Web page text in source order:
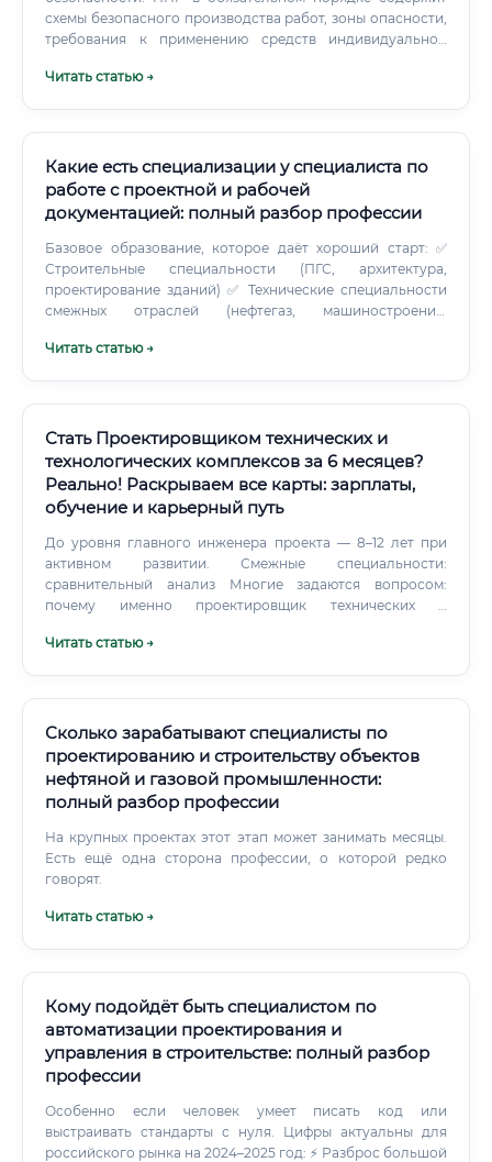
схемы безопасного производства работ, зоны опасности,
требования к применению средств индивидуальной
генеральным подрядчиком, заказчиком, надзорными
Читать статью →
Какие есть специализации у специалиста по
работе с проектной и рабочей
документацией: полный разбор профессии
Базовое образование, которое даёт хороший старт: ✅
Строительные специальности (ПГС, архитектура,
проектирование зданий) ✅ Технические специальности
смежных отраслей (нефтегаз, машиностроение,
строительное и земельное право ✅ Управление в
дополнительном образовании. Большинство
работодателей смотрят на реальный опыт — какие
объекты прошли через руки специалиста, какие
экспертизы сопровождал, с какими системами работал.
Читать статью →
Стать Проектировщиком технических и
технологических комплексов за 6 месяцев?
Реально! Раскрываем все карты: зарплаты,
обучение и карьерный путь
До уровня главного инженера проекта — 8–12 лет при
активном развитии. Смежные специальности:
сравнительный анализ Многие задаются вопросом:
почему именно проектировщик технических и
специальность? Почему именно проектировщик
дисциплин.
Читать статью →
Сколько зарабатывают специалисты по
проектированию и строительству объектов
нефтяной и газовой промышленности:
полный разбор профессии
На крупных проектах этот этап может занимать месяцы.
Есть ещё одна сторона профессии, о которой редко
говорят.
Читать статью →
Кому подойдёт быть специалистом по
автоматизации проектирования и
управления в строительстве: полный разбор
профессии
Особенно если человек умеет писать код или
выстраивать стандарты с нуля. Цифры актуальны для
российского рынка на 2024–2025 год: ⚡ Разброс большой